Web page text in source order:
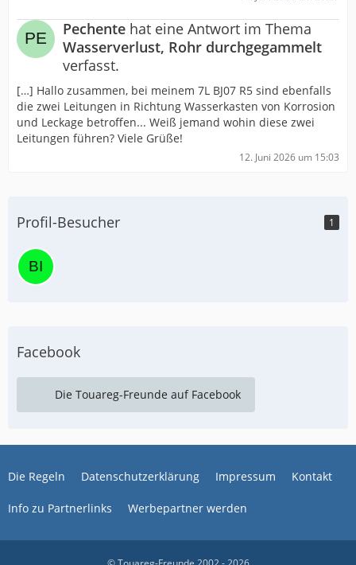
Pechente hat eine Antwort im Thema
Wasserverlust, Rohr durchgegammelt
verfasst.
[…] Hallo zusammen, bei meinem 7L BJ07 R5 sind ebenfalls
die zwei Leitungen in Richtung Wasserkasten von Korrosion
und Leckage betroffen... Weiß jemand wohin diese zwei
Leitungen führen? Viele Grüße!
12. Juni 2026 um 15:03
Profil-Besucher 1
Facebook
Die Touareg-Freunde auf Facebook
Die Regeln Datenschutzerklärung Impressum Kontakt
Info zu Partnerlinks Werbepartner werden